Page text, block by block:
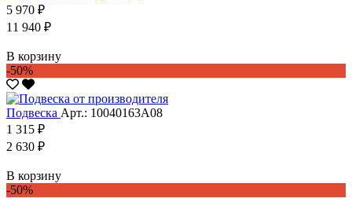
5 970 ₽
11 940 ₽
В корзину
-50%
Подвеска Арт.: 10040163А08
1 315 ₽
2 630 ₽
В корзину
-50%